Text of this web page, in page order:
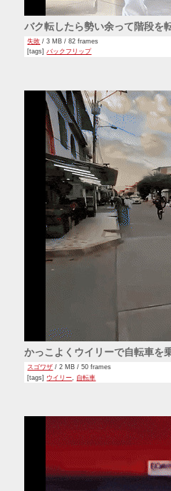
バク転したら勢い余って階段を
失敗 / 3 MB / 82 frames
[tags]バックフリップ
かっこよくウイリーで自転車を
スゴワザ / 2 MB / 50 frames
[tags] ウイリー 自転車